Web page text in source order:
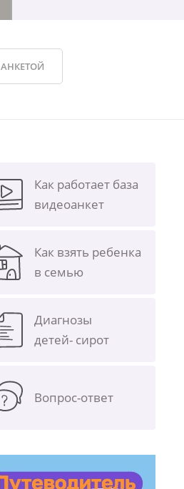
АНКЕТОЙ
Как работает база
видеоанкет
Как взять ребенка
в семью
Диагнозы
детей- сирот
Вопрос-ответ